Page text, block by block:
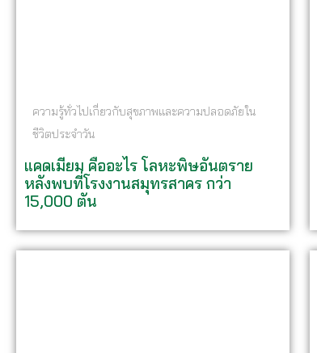
ความรู้ทั่วไปเกี่ยวกับสุขภาพและความปลอดภัยใน
ชีวิตประจำวัน
แคดเมียม คืออะไร โลหะพิษอันตราย
หลังพบที่โรงงานสมุทรสาคร กว่า
15,000 ตัน